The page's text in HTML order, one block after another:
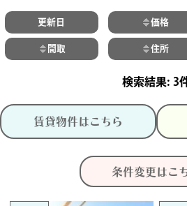
更新日 価格
間取 住所
3
賃貸物件はこちら
条件変更はこ